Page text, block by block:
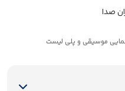
موسیقی و پلی لیست